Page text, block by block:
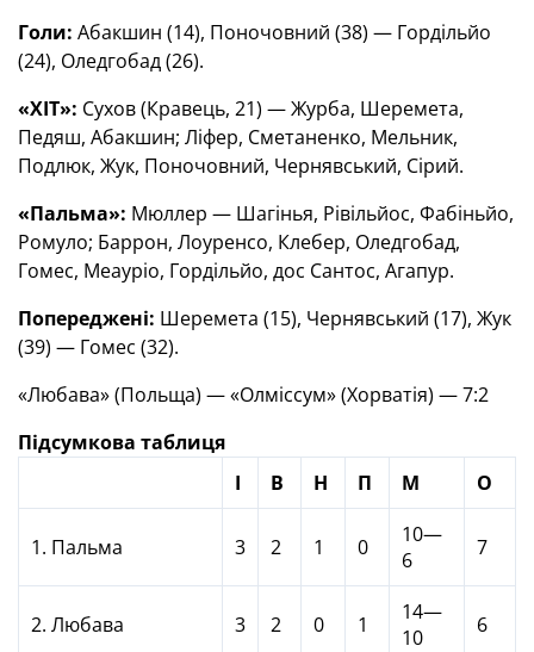
Голи: Абакшин (14), Поночовний (38) — Гордільйо
(24), Оледгобад (26).
«ХІТ»: Сухов (Кравець, 21) — Журба, Шеремета,
Педяш, Абакшин; Ліфер, Сметаненко, Мельник,
Подлюк, Жук, Поночовний, Чернявський, Сірий.
«Пальма»: Мюллер — Шагінья, Рівільйос, Фабіньйо,
Ромуло; Баррон, Лоуренсо, Клебер, Оледгобад,
Гомес, Меауріо, Гордільйо, дос Сантос, Агапур.
Попереджені: Шеремета (15), Чернявський (17), Жук
(39) — Гомес (32).
«Любава» (Польща) — «Олміссум» (Хорватія) — 7:2
Підсумкова таблиця
І
В Н П М О
1. Пальма 3 2 1 0
10—
6
7
2. Любава 3 2 0 1
14—
10
6